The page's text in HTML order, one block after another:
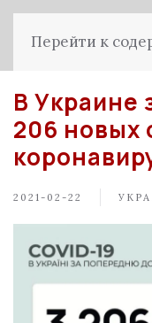
Перейти к
В Украине
206 новых
2021-02-22